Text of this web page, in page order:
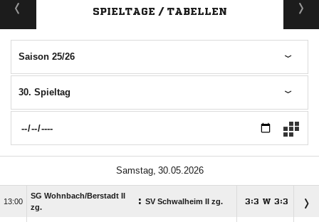
SPIELTAGE / TABELLEN
Saison 25/26
30. Spieltag
 

SG Wohnbach/​Berstadt II
zg.
: SV Schwalheim II zg. : W: